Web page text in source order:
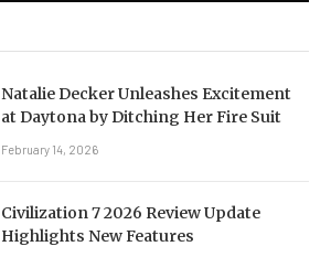
Natalie Decker Unleashes Excitement
at Daytona by Ditching Her Fire Suit
February 14, 2026
Civilization 7 2026 Review Update
Highlights New Features